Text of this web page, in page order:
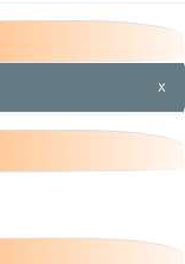
x